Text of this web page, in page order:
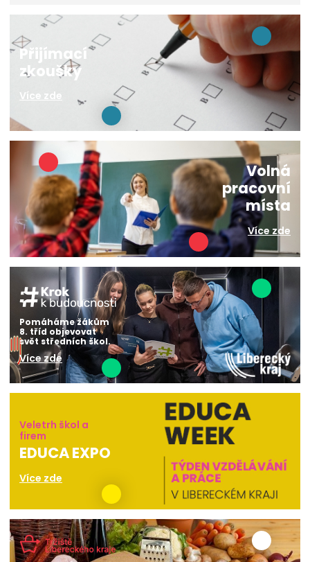
Přijímací
zkoušky
Více zde
Volná
pracovní
místa
Více zde
Pomáháme žákům
8. tříd objevovat
svět středních škol.
Více zde
Veletrh škol a
firem
EDUCA EXPO
Více zde